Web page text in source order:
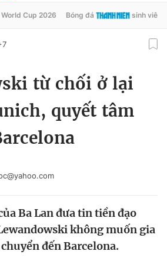
BÁO
Magazine
World Cup 2026 Bóng đá sinh viên
từ chối ở lại
quyết tâm
Ba Lan đưa tin tiền đạo
không muốn gia
đến Barcelona.